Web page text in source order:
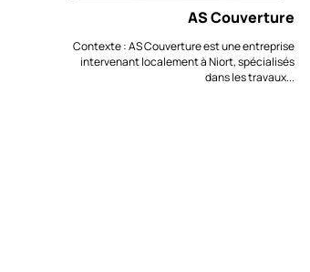
AS Couverture
Contexte : AS Couverture est une entreprise
intervenant localement à Niort, spécialisés
dans les travaux...